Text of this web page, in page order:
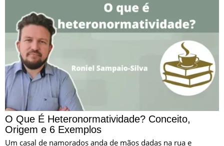
O Que É Heteronormatividade? Conceito,
Origem e 6 Exemplos
Um casal de namorados anda de mãos dadas na rua e